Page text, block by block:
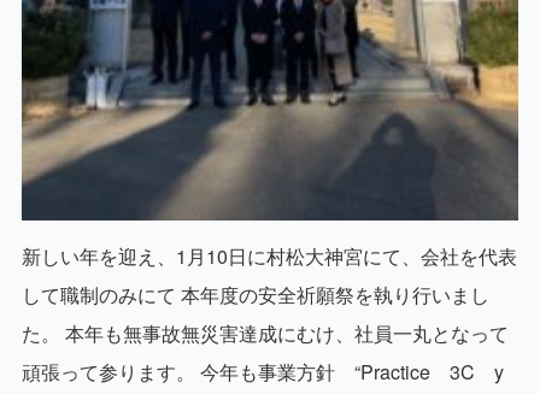
新しい年を迎え、1月10日に村松大神宮にて、会社を代表
して職制のみにて 本年度の安全祈願祭を執り行いまし
た。 本年も無事故無災害達成にむけ、社員一丸となって
頑張って参ります。 今年も事業方針 “Practice 3C y